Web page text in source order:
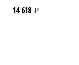
14 618 i